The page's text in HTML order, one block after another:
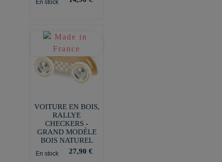
En stock
VOITURE EN BOIS,
RALLYE
CHECKERS -
GRAND MODÈLE
BOIS NATUREL
En stock 27,90 €